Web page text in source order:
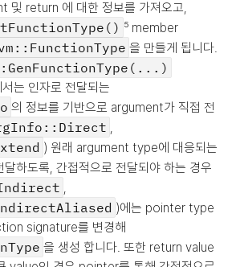
⁵ member
의 정보를 기반으로 argument가 직접 전
달하도록, 간접적으로 전달되야 하는 경우
)에는 pointer type
을 생성 합니다. 또한 return value